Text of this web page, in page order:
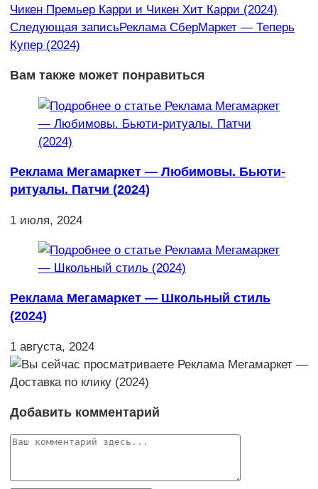
статьи
Чикен Премьер Карри и Чикен Хит Карри (2024)
Следующая записьРеклама СберМаркет — Теперь
Купер (2024)
Вам также может понравиться
Реклама Мегамаркет — Любимовы. Бьюти-
ритуалы. Патчи (2024)
1 июля, 2024
Реклама Мегамаркет — Школьный стиль
(2024)
1 августа, 2024
Добавить комментарий
Комментарий